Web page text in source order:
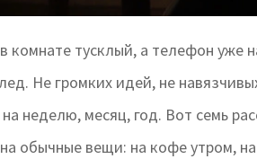
комнате тусклый, а телефон уже
Не громких идей, не
неделю, месяц, год. Вот семь
обычные вещи: на кофе утром,